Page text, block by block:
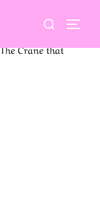
Buscar:
Crane that